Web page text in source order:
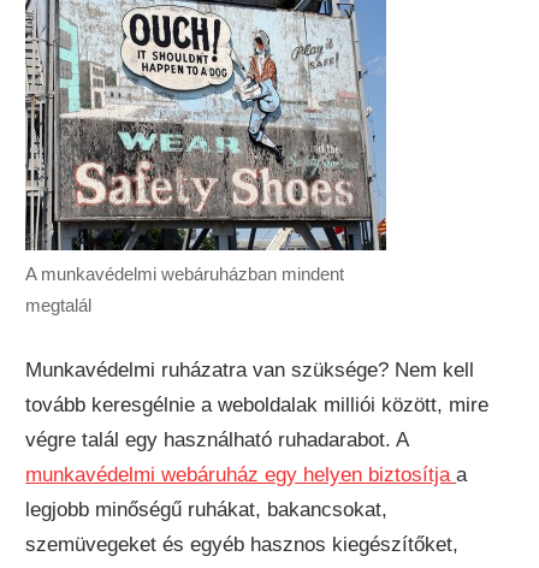
A munkavédelmi webáruházban mindent
megtalál
Munkavédelmi ruházatra van szüksége? Nem kell
tovább keresgélnie a weboldalak milliói között, mire
végre talál egy használható ruhadarabot. A
munkavédelmi webáruház egy helyen biztosítjaa
legjobb minőségű ruhákat, bakancsokat,
szemüvegeket és egyéb hasznos kiegészítőket,